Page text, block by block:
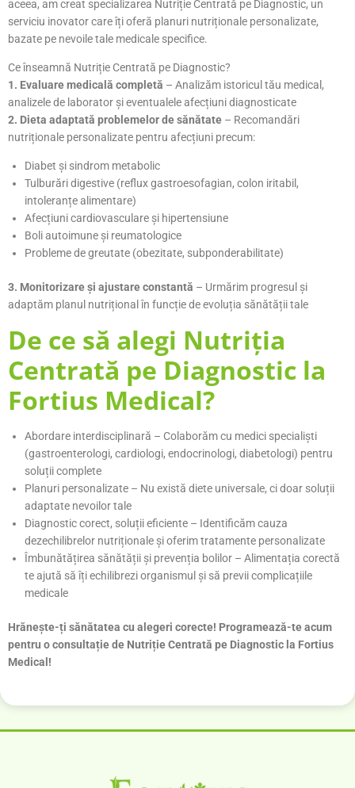
aceea, am creat specializarea Nutriție Centrată pe Diagnostic, un
serviciu inovator care îți oferă planuri nutriționale personalizate,
bazate pe nevoile tale medicale specifice.
Ce înseamnă Nutriție Centrată pe Diagnostic?
1. Evaluare medicală completă – Analizăm istoricul tău medical,
analizele de laborator și eventualele afecțiuni diagnosticate
2. Dieta adaptată problemelor de sănătate – Recomandări
nutriționale personalizate pentru afecțiuni precum:
Diabet și sindrom metabolic
Tulburări digestive (reflux gastroesofagian, colon iritabil,
intoleranțe alimentare)
Afecțiuni cardiovasculare și hipertensiune
Boli autoimune și reumatologice
Probleme de greutate (obezitate, subponderabilitate)
3. Monitorizare și ajustare constantă – Urmărim progresul și
adaptăm planul nutrițional în funcție de evoluția sănătății tale
De ce să alegi Nutriția
Centrată pe Diagnostic la
Fortius Medical?
Abordare interdisciplinară – Colaborăm cu medici specialiști
(gastroenterologi, cardiologi, endocrinologi, diabetologi) pentru
soluții complete
Planuri personalizate – Nu există diete universale, ci doar soluții
adaptate nevoilor tale
Diagnostic corect, soluții eficiente – Identificăm cauza
dezechilibrelor nutriționale și oferim tratamente personalizate
Îmbunătățirea sănătății și prevenția bolilor – Alimentația corectă
te ajută să îți echilibrezi organismul și să previi complicațiile
medicale
Hrănește-ți sănătatea cu alegeri corecte! Programează-te acum
pentru o consultație de Nutriție Centrată pe Diagnostic la Fortius
Medical!